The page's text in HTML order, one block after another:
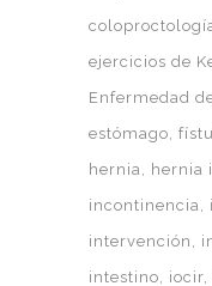
ejercicios de
Enfermedad
estómago
hernia
hernia
incontinencia
intervención
intestino
iocir